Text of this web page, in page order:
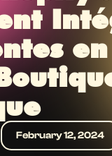
February 12, 2024